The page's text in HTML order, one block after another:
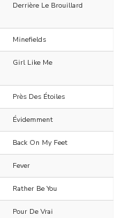
Derrière Le Brouillard
Minefields
Girl Like Me
Près Des Étoiles
Évidemment
Back On My Feet
Fever
Rather Be You
Pour De Vrai